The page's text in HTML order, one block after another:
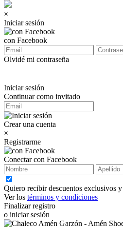
×
Iniciar sesión
con Facebook
Olvidé mi contraseña
Iniciar sesión
Continuar como invitado
Crear una cuenta
×
Registrarme
Conectar con Facebook
Quiero recibir descuentos exclusivos
Ver los términos y condiciones
Finalizar registro
o iniciar sesión